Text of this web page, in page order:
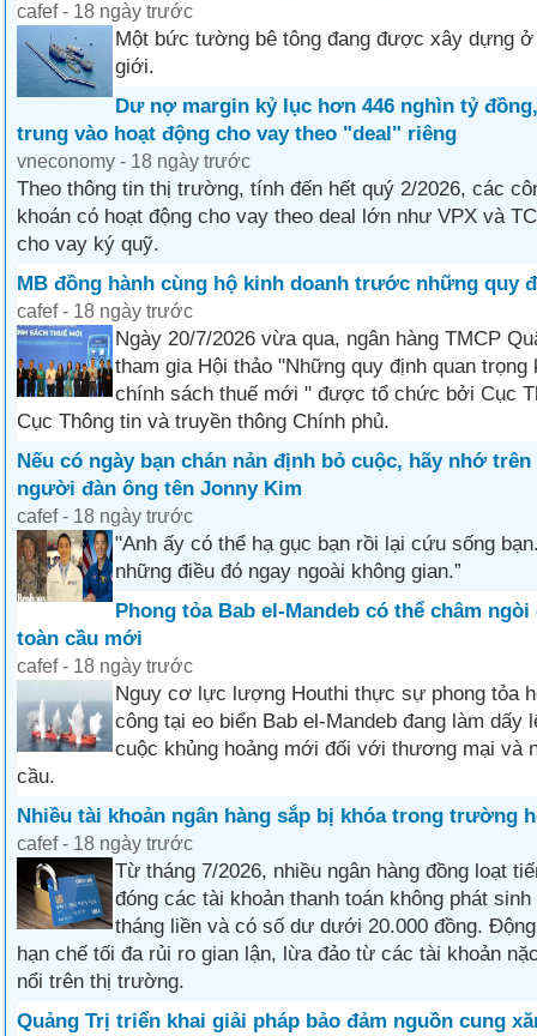
cafef - 18 ngày trước
Một bức tường bê tông đang được xây dựng
giới.
Dư nợ margin kỷ lục hơn 446 nghìn tỷ
trung vào hoạt động cho vay theo "deal" riêng
vneconomy - 18 ngày trước
Theo thông tin thị trường, tính đến hết quý 2/2026, các
khoán có hoạt động cho vay theo deal lớn như VPX và
cho vay ký quỹ.
MB đồng hành cùng hộ kinh doanh trước những quy
cafef - 18 ngày trước
Ngày 20/7/2026 vừa qua, ngân hàng TMCP
tham gia Hội thảo "Những quy định quan trọng
chính sách thuế mới " được tổ chức bởi Cục
Cục Thông tin và truyền thông Chính phủ.
Nếu có ngày bạn chán nản định bỏ cuộc, hãy nhớ
người đàn ông tên Jonny Kim
cafef - 18 ngày trước
"Anh ấy có thể hạ gục bạn rồi lại cứu sống
những điều đó ngay ngoài không gian.”
Phong tỏa Bab el-Mandeb có thể châm
toàn cầu mới
cafef - 18 ngày trước
Nguy cơ lực lượng Houthi thực sự phong tỏa
công tại eo biển Bab el-Mandeb đang làm dấy
cuộc khủng hoảng mới đối với thương mại và
cầu.
Nhiều tài khoản ngân hàng sắp bị khóa trong trường
cafef - 18 ngày trước
Từ tháng 7/2026, nhiều ngân hàng đồng loạt
đóng các tài khoản thanh toán không phát
tháng liền và có số dư dưới 20.000 đồng.
hạn chế tối đa rủi ro gian lận, lừa đảo từ các tài khoản
nổi trên thị trường.
Quảng Trị triển khai giải pháp bảo đảm nguồn cung